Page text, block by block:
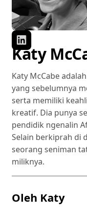
Katy
Katy McCabe
yang sebelumnya
serta memiliki
kreatif. Dia punya
pendidik ngenalin
Selain berkiprah di
seorang seniman
miliknya.
Oleh Katy